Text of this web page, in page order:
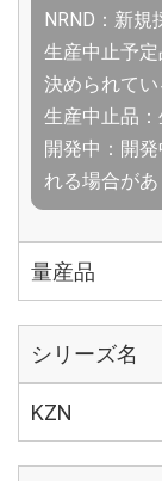
NRND：新規
生産中止予
決められてい
生産中止品：
開発中：開
れる場合があ
量産品
シリーズ名
KZN